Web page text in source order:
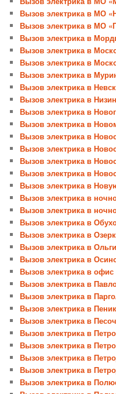
Вызов электрика в МО
Вызов электрика в МО
Вызов электрика в
Вызов электрика в
Вызов электрика в
Вызов электрика в
Вызов электрика в
Вызов электрика в
Вызов электрика в
Вызов электрика в
Вызов электрика в
Вызов электрика в
Вызов электрика в
Вызов электрика в
Вызов электрика в
Вызов электрика в
Вызов электрика в
Вызов электрика в
Вызов электрика в
Вызов электрика в
Вызов электрика в
Вызов электрика в офис
Вызов электрика в
Вызов электрика в
Вызов электрика в
Вызов электрика в
Вызов электрика в
Вызов электрика в
Вызов электрика в
Вызов электрика в
Вызов электрика в